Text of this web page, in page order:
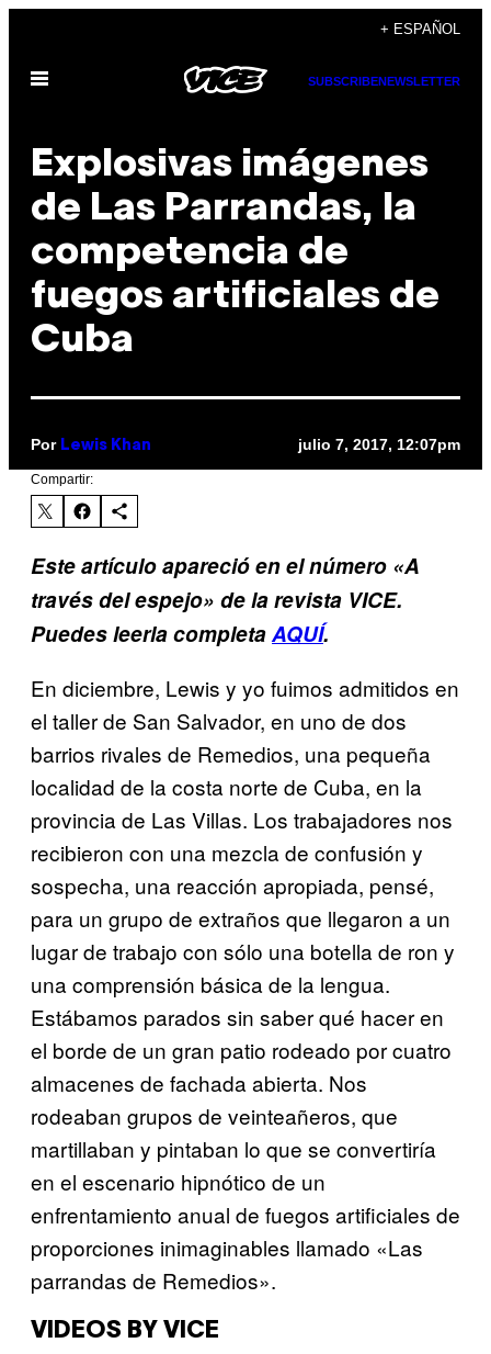
contenido
+ ESPAÑOL
Abrir
SUBSCRIBENEWSLETTER
Explosivas imágenes
de Las Parrandas, la
competencia de
fuegos artificiales de
Cuba
Por Lewis Khan julio 7, 2017, 12:07pm
Compartir:
Este artículo apareció en el número «A
través del espejo» de la revista VICE.
Puedes leerla completaAQUÍ.
En diciembre, Lewis y yo fuimos admitidos en
el taller de San Salvador, en uno de dos
barrios rivales de Remedios, una pequeña
localidad de la costa norte de Cuba, en la
provincia de Las Villas. Los trabajadores nos
recibieron con una mezcla de confusión y
sospecha, una reacción apropiada, pensé,
para un grupo de extraños que llegaron a un
lugar de trabajo con sólo una botella de ron y
una comprensión básica de la lengua.
Estábamos parados sin saber qué hacer en
el borde de un gran patio rodeado por cuatro
almacenes de fachada abierta. Nos
rodeaban grupos de veinteañeros, que
martillaban y pintaban lo que se convertiría
en el escenario hipnótico de un
enfrentamiento anual de fuegos artificiales de
proporciones inimaginables llamado «Las
parrandas de Remedios».
VIDEOS BY VICE